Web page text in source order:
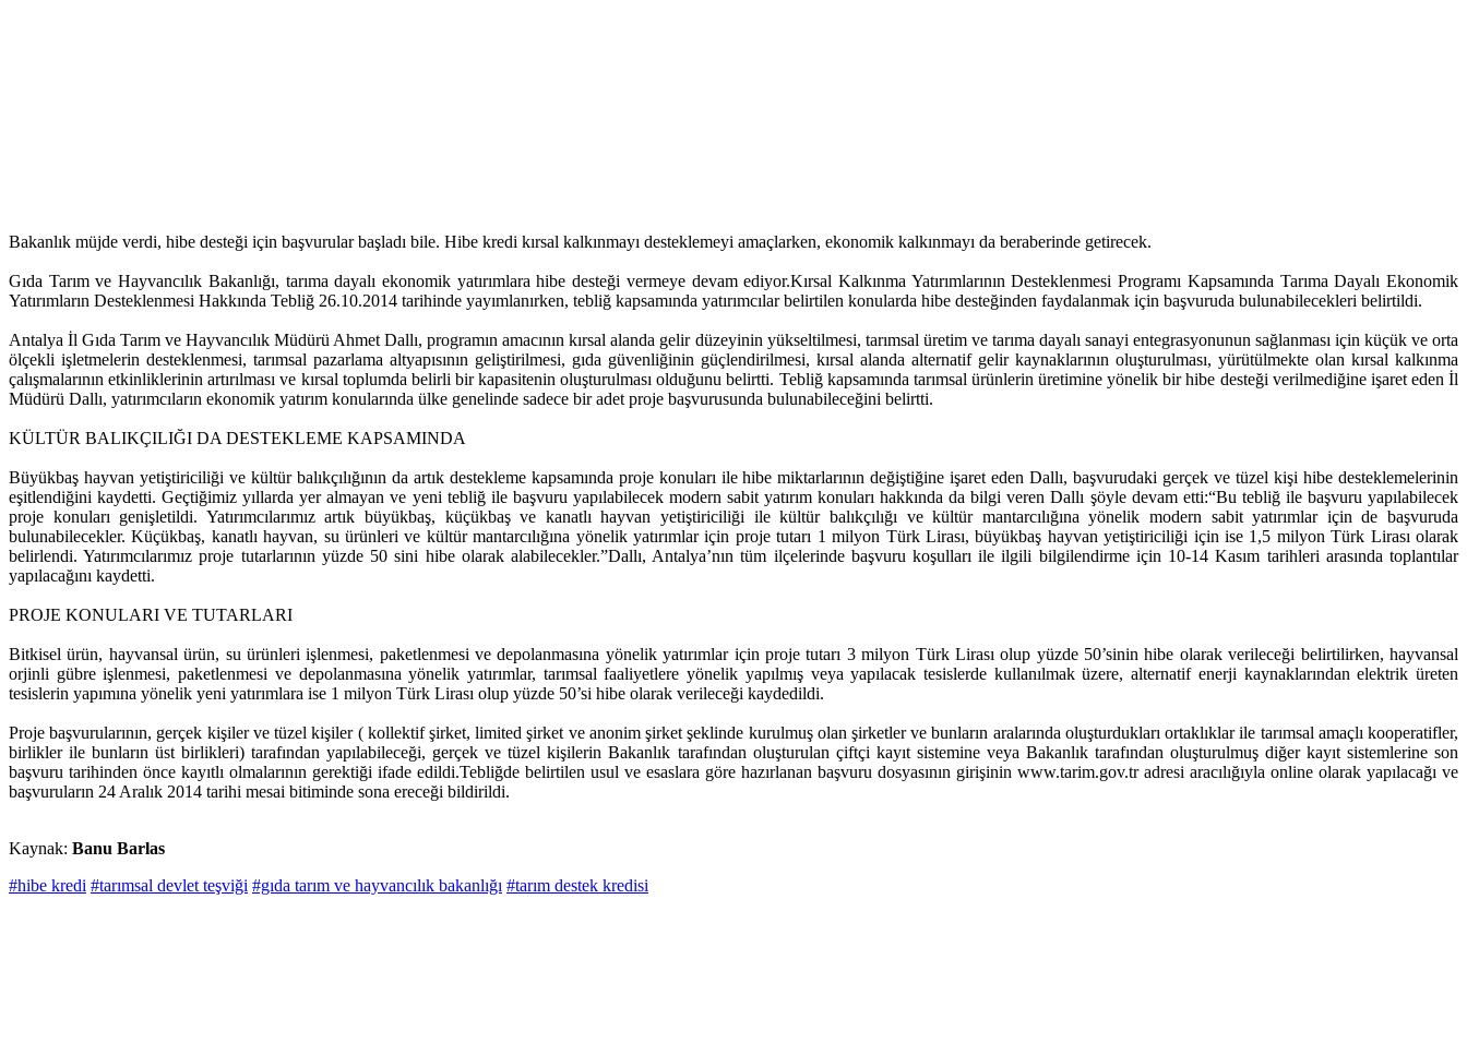
Bakanlık müjde verdi, hibe desteği için başvurular başladı bile. Hibe kredi kırsal kalkınmayı desteklemeyi amaçlarken, ekonomik kalkınmayı da beraberinde getirecek.
Gıda Tarım ve Hayvancılık Bakanlığı, tarıma dayalı ekonomik yatırımlara hibe desteği vermeye devam ediyor.Kırsal Kalkınma Yatırımlarının Desteklenmesi Programı Kapsamında Tarıma Dayalı Ekonomik
Yatırımların Desteklenmesi Hakkında Tebliğ 26.10.2014 tarihinde yayımlanırken, tebliğ kapsamında yatırımcılar belirtilen konularda hibe desteğinden faydalanmak için başvuruda bulunabilecekleri belirtildi.
Antalya İl Gıda Tarım ve Hayvancılık Müdürü Ahmet Dallı, programın amacının kırsal alanda gelir düzeyinin yükseltilmesi, tarımsal üretim ve tarıma dayalı sanayi entegrasyonunun sağlanması için küçük ve orta
ölçekli işletmelerin desteklenmesi, tarımsal pazarlama altyapısının geliştirilmesi, gıda güvenliğinin güçlendirilmesi, kırsal alanda alternatif gelir kaynaklarının oluşturulması, yürütülmekte olan kırsal kalkınma
çalışmalarının etkinliklerinin artırılması ve kırsal toplumda belirli bir kapasitenin oluşturulması olduğunu belirtti. Tebliğ kapsamında tarımsal ürünlerin üretimine yönelik bir hibe desteği verilmediğine işaret eden İl
Müdürü Dallı, yatırımcıların ekonomik yatırım konularında ülke genelinde sadece bir adet proje başvurusunda bulunabileceğini belirtti.
KÜLTÜR BALIKÇILIĞI DA DESTEKLEME KAPSAMINDA
Büyükbaş hayvan yetiştiriciliği ve kültür balıkçılığının da artık destekleme kapsamında proje konuları ile hibe miktarlarının değiştiğine işaret eden Dallı, başvurudaki gerçek ve tüzel kişi hibe desteklemelerinin
eşitlendiğini kaydetti. Geçtiğimiz yıllarda yer almayan ve yeni tebliğ ile başvuru yapılabilecek modern sabit yatırım konuları hakkında da bilgi veren Dallı şöyle devam etti:“Bu tebliğ ile başvuru yapılabilecek
proje konuları genişletildi. Yatırımcılarımız artık büyükbaş, küçükbaş ve kanatlı hayvan yetiştiriciliği ile kültür balıkçılığı ve kültür mantarcılığına yönelik modern sabit yatırımlar için de başvuruda
bulunabilecekler. Küçükbaş, kanatlı hayvan, su ürünleri ve kültür mantarcılığına yönelik yatırımlar için proje tutarı 1 milyon Türk Lirası, büyükbaş hayvan yetiştiriciliği için ise 1,5 milyon Türk Lirası olarak
belirlendi. Yatırımcılarımız proje tutarlarının yüzde 50 sini hibe olarak alabilecekler.”Dallı, Antalya’nın tüm ilçelerinde başvuru koşulları ile ilgili bilgilendirme için 10-14 Kasım tarihleri arasında toplantılar
yapılacağını kaydetti.
PROJE KONULARI VE TUTARLARI
Bitkisel ürün, hayvansal ürün, su ürünleri işlenmesi, paketlenmesi ve depolanmasına yönelik yatırımlar için proje tutarı 3 milyon Türk Lirası olup yüzde 50’sinin hibe olarak verileceği belirtilirken, hayvansal
orjinli gübre işlenmesi, paketlenmesi ve depolanmasına yönelik yatırımlar, tarımsal faaliyetlere yönelik yapılmış veya yapılacak tesislerde kullanılmak üzere, alternatif enerji kaynaklarından elektrik üreten
tesislerin yapımına yönelik yeni yatırımlara ise 1 milyon Türk Lirası olup yüzde 50’si hibe olarak verileceği kaydedildi.
Proje başvurularının, gerçek kişiler ve tüzel kişiler ( kollektif şirket, limited şirket ve anonim şirket şeklinde kurulmuş olan şirketler ve bunların aralarında oluşturdukları ortaklıklar ile tarımsal amaçlı kooperatifler,
birlikler ile bunların üst birlikleri) tarafından yapılabileceği, gerçek ve tüzel kişilerin Bakanlık tarafından oluşturulan çiftçi kayıt sistemine veya Bakanlık tarafından oluşturulmuş diğer kayıt sistemlerine son
başvuru tarihinden önce kayıtlı olmalarının gerektiği ifade edildi.Tebliğde belirtilen usul ve esaslara göre hazırlanan başvuru dosyasının girişinin www.tarim.gov.tr adresi aracılığıyla online olarak yapılacağı ve
başvuruların 24 Aralık 2014 tarihi mesai bitiminde sona ereceği bildirildi.
Kaynak: Banu Barlas
#hibe kredi #tarımsal devlet teşviği #gıda tarım ve hayvancılık bakanlığı #tarım destek kredisi